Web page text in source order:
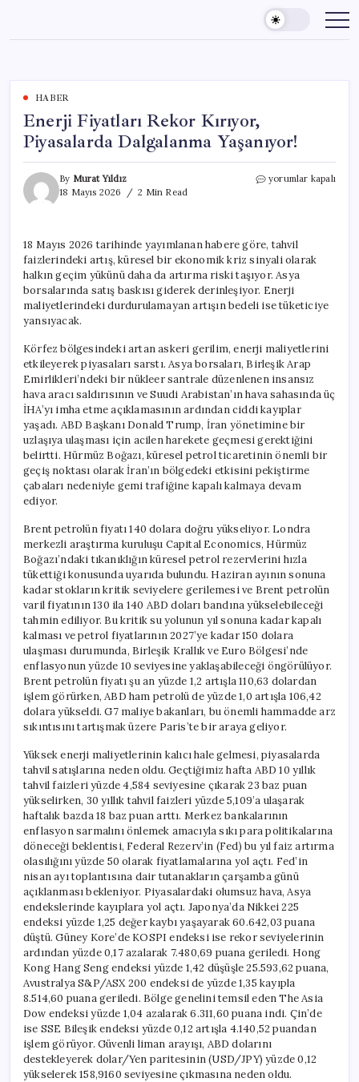
content
HABER
Enerji Fiyatları Rekor Kırıyor,
Piyasalarda Dalgalanma Yaşanıyor!
By Murat Yıldız
18 Mayıs 2026
2 Min Read
Enerji
Dalgalanma
Yaşanıyor!
için
yorumlar kapalı
18 Mayıs 2026 tarihinde yayımlanan habere göre, tahvil
faizlerindeki artış, küresel bir ekonomik kriz sinyali olarak
halkın geçim yükünü daha da artırma riski taşıyor. Asya
borsalarında satış baskısı giderek derinleşiyor. Enerji
maliyetlerindeki durdurulamayan artışın bedeli ise tüketiciye
yansıyacak.
Körfez bölgesindeki artan askeri gerilim, enerji maliyetlerini
etkileyerek piyasaları sarstı. Asya borsaları, Birleşik Arap
Emirlikleri’ndeki bir nükleer santrale düzenlenen insansız
hava aracı saldırısının ve Suudi Arabistan’ın hava sahasında üç
İHA’yı imha etme açıklamasının ardından ciddi kayıplar
yaşadı. ABD Başkanı Donald Trump, İran yönetimine bir
uzlaşıya ulaşması için acilen harekete geçmesi gerektiğini
belirtti. Hürmüz Boğazı, küresel petrol ticaretinin önemli bir
geçiş noktası olarak İran’ın bölgedeki etkisini pekiştirme
çabaları nedeniyle gemi trafiğine kapalı kalmaya devam
ediyor.
Brent petrolün fiyatı 140 dolara doğru yükseliyor. Londra
merkezli araştırma kuruluşu Capital Economics, Hürmüz
Boğazı’ndaki tıkanıklığın küresel petrol rezervlerini hızla
tükettiği konusunda uyarıda bulundu. Haziran ayının sonuna
kadar stokların kritik seviyelere gerilemesi ve Brent petrolün
varil fiyatının 130 ila 140 ABD doları bandına yükselebileceği
tahmin ediliyor. Bu kritik su yolunun yıl sonuna kadar kapalı
kalması ve petrol fiyatlarının 2027’ye kadar 150 dolara
ulaşması durumunda, Birleşik Krallık ve Euro Bölgesi’nde
enflasyonun yüzde 10 seviyesine yaklaşabileceği öngörülüyor.
Brent petrolün fiyatı şu an yüzde 1,2 artışla 110,63 dolardan
işlem görürken, ABD ham petrolü de yüzde 1,0 artışla 106,42
dolara yükseldi. G7 maliye bakanları, bu önemli hammadde arz
sıkıntısını tartışmak üzere Paris’te bir araya geliyor.
Yüksek enerji maliyetlerinin kalıcı hale gelmesi, piyasalarda
tahvil satışlarına neden oldu. Geçtiğimiz hafta ABD 10 yıllık
tahvil faizleri yüzde 4,584 seviyesine çıkarak 23 baz puan
yükselirken, 30 yıllık tahvil faizleri yüzde 5,109’a ulaşarak
haftalık bazda 18 baz puan arttı. Merkez bankalarının
enflasyon sarmalını önlemek amacıyla sıkı para politikalarına
döneceği beklentisi, Federal Rezerv’in (Fed) bu yıl faiz artırma
olasılığını yüzde 50 olarak fiyatlamalarına yol açtı. Fed’in
nisan ayı toplantısına dair tutanakların çarşamba günü
açıklanması bekleniyor. Piyasalardaki olumsuz hava, Asya
endekslerinde kayıplara yol açtı. Japonya’da Nikkei 225
endeksi yüzde 1,25 değer kaybı yaşayarak 60.642,03 puana
düştü. Güney Kore’de KOSPI endeksi ise rekor seviyelerinin
ardından yüzde 0,17 azalarak 7.480,69 puana geriledi. Hong
Kong Hang Seng endeksi yüzde 1,42 düşüşle 25.593,62 puana,
Avustralya S&P/ASX 200 endeksi de yüzde 1,35 kayıpla
8.514,60 puana geriledi. Bölge genelini temsil eden The Asia
Dow endeksi yüzde 1,04 azalarak 6.311,60 puana indi. Çin’de
ise SSE Bileşik endeksi yüzde 0,12 artışla 4.140,52 puandan
işlem görüyor. Güvenli liman arayışı, ABD dolarını
destekleyerek dolar/Yen paritesinin (USD/JPY) yüzde 0,12
yükselerek 158,9160 seviyesine çıkmasına neden oldu.